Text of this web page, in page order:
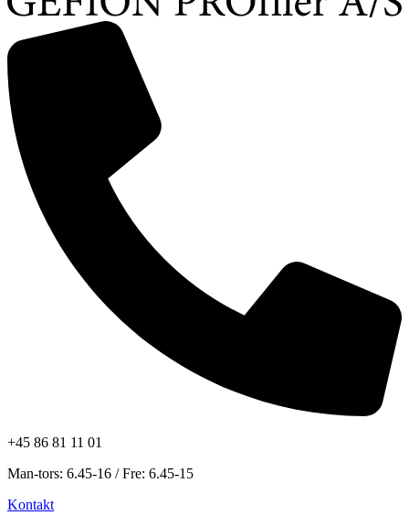
+45 86 81 11 01
Man-tors: 6.45-16 / Fre: 6.45-15
Kontakt